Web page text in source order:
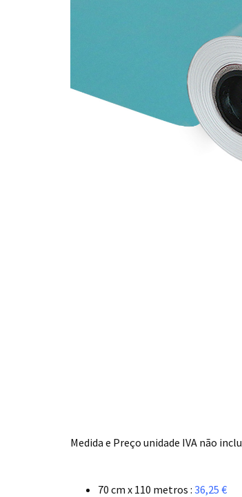
Medida e Preço unidade IVA não
70 cm x 110 metros : 36,25 €